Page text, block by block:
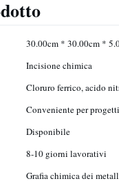
30.00cm * 30.00cm *
Incisione chimica
Cloruro ferrico, acido
Conveniente per
Disponibile
8-10 giorni lavorativi
Grafia chimica dei